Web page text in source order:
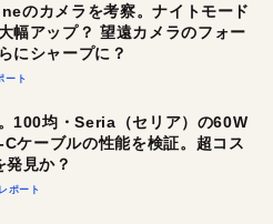
のカメラを考察。ナイトモード
幅アップ？ 望遠カメラのフォー
にシャープに？
ート
100均・Seria（セリア）の60W
ケーブルの性能を検証。超コス
発見か？
レポート